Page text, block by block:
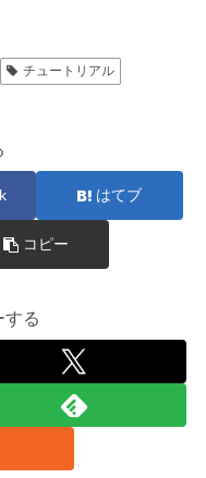
チュートリアル
はてブ
コピー
する